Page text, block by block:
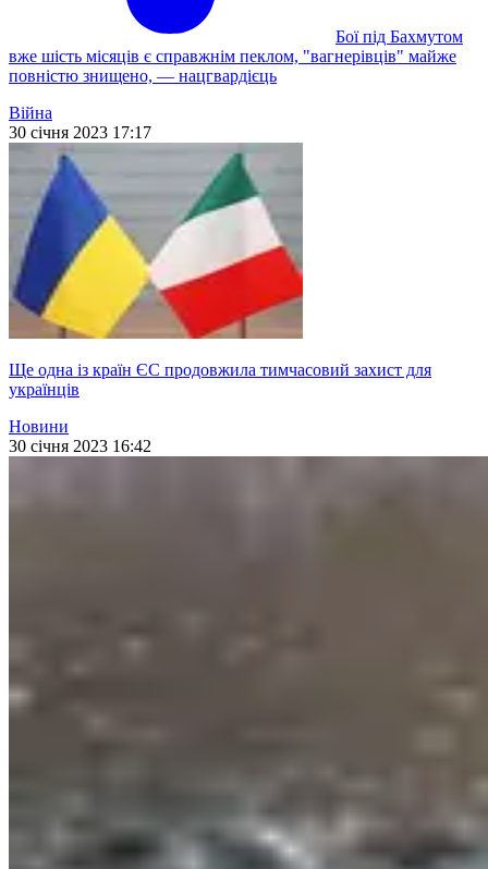
Бої під Бахмутом
вже шість місяців є справжнім пеклом, "вагнерівців" майже
повністю знищено, — нацгвардієць
Війна
30 січня 2023 17:17
Ще одна із країн ЄС продовжила тимчасовий захист для
українців
Новини
30 січня 2023 16:42